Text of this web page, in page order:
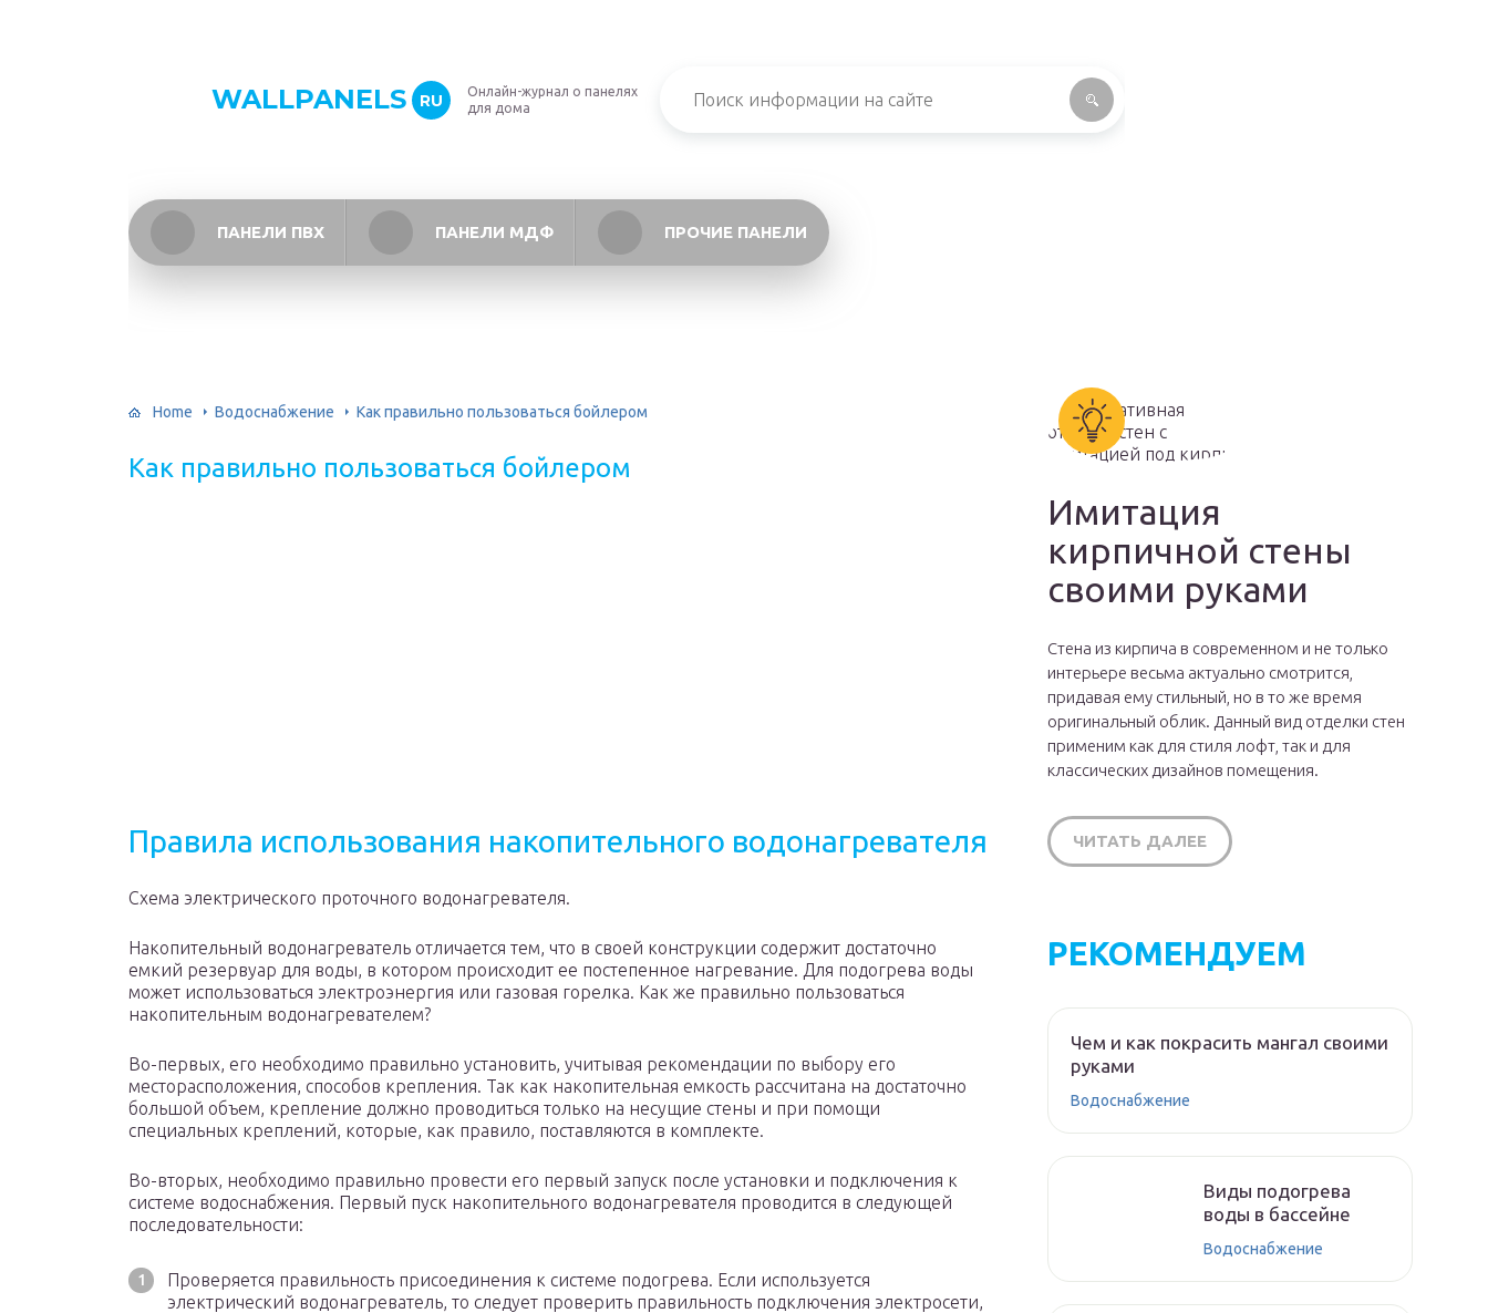
WALLPANELS RU
Онлайн-журнал о панелях
для дома
ПАНЕЛИ ПВХ ПАНЕЛИ МДФ ПРОЧИЕ ПАНЕЛИ
Home Водоснабжение Как правильно пользоваться бойлером
Как правильно пользоваться бойлером
Правила использования накопительного водонагревателя
Схема электрического проточного водонагревателя.
Накопительный водонагреватель отличается тем, что в своей конструкции содержит достаточно
емкий резервуар для воды, в котором происходит ее постепенное нагревание. Для подогрева воды
может использоваться электроэнергия или газовая горелка. Как же правильно пользоваться
накопительным водонагревателем?
Во-первых, его необходимо правильно установить, учитывая рекомендации по выбору его
месторасположения, способов крепления. Так как накопительная емкость рассчитана на достаточно
большой объем, крепление должно проводиться только на несущие стены и при помощи
специальных креплений, которые, как правило, поставляются в комплекте.
Во-вторых, необходимо правильно провести его первый запуск после установки и подключения к
системе водоснабжения. Первый пуск накопительного водонагревателя проводится в следующей
последовательности:
Проверяется правильность присоединения к системе подогрева. Если используется
электрический водонагреватель, то следует проверить правильность подключения электросети,
Имитация
кирпичной стены
своими руками
Стена из кирпича в современном и не только
интерьере весьма актуально смотрится,
придавая ему стильный, но в то же время
оригинальный облик. Данный вид отделки стен
применим как для стиля лофт, так и для
классических дизайнов помещения.
ЧИТАТЬ ДАЛЕЕ
РЕКОМЕНДУЕМ
Чем и как покрасить мангал своими
руками
Водоснабжение
Виды подогрева
воды в бассейне
Водоснабжение